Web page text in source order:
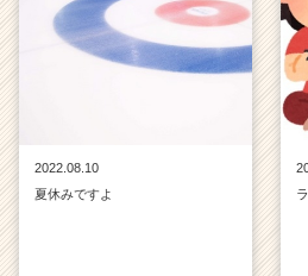
2022.08.10
夏休みですよ